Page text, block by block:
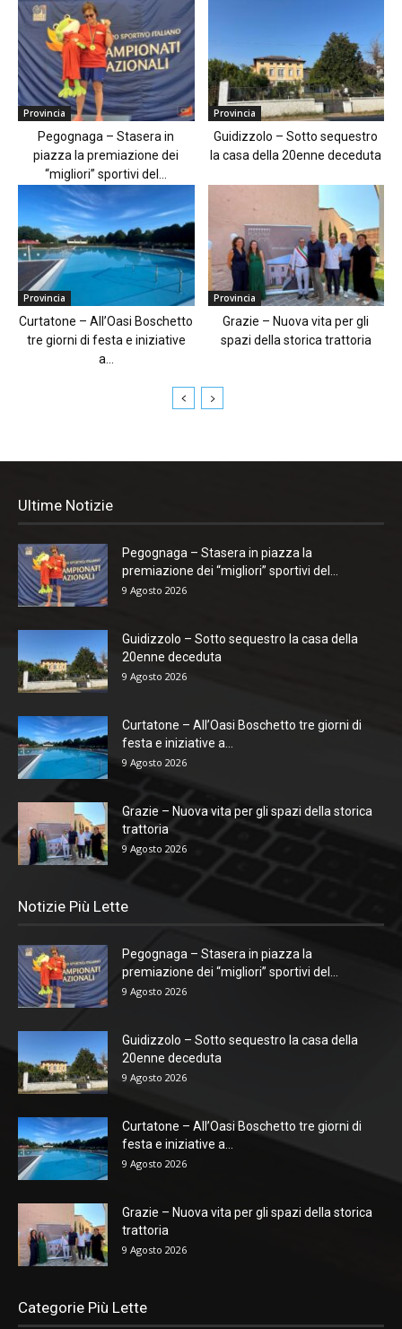
Provincia
Pegognaga – Stasera in
piazza la premiazione dei
“migliori” sportivi del...
Provincia
Guidizzolo – Sotto sequestro
la casa della 20enne deceduta
Provincia
Curtatone – All’Oasi Boschetto
tre giorni di festa e iniziative
a...
Provincia
Grazie – Nuova vita per gli
spazi della storica trattoria
Ultime Notizie
Pegognaga – Stasera in piazza la
premiazione dei “migliori” sportivi del...
9 Agosto 2026
Guidizzolo – Sotto sequestro la casa della
20enne deceduta
9 Agosto 2026
Curtatone – All’Oasi Boschetto tre giorni di
festa e iniziative a...
9 Agosto 2026
Grazie – Nuova vita per gli spazi della storica
trattoria
9 Agosto 2026
Notizie Più Lette
Pegognaga – Stasera in piazza la
premiazione dei “migliori” sportivi del...
9 Agosto 2026
Guidizzolo – Sotto sequestro la casa della
20enne deceduta
9 Agosto 2026
Curtatone – All’Oasi Boschetto tre giorni di
festa e iniziative a...
9 Agosto 2026
Grazie – Nuova vita per gli spazi della storica
trattoria
9 Agosto 2026
Categorie Più Lette